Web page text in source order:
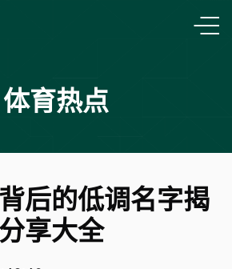
体育热点
后的低调名字揭
享大全